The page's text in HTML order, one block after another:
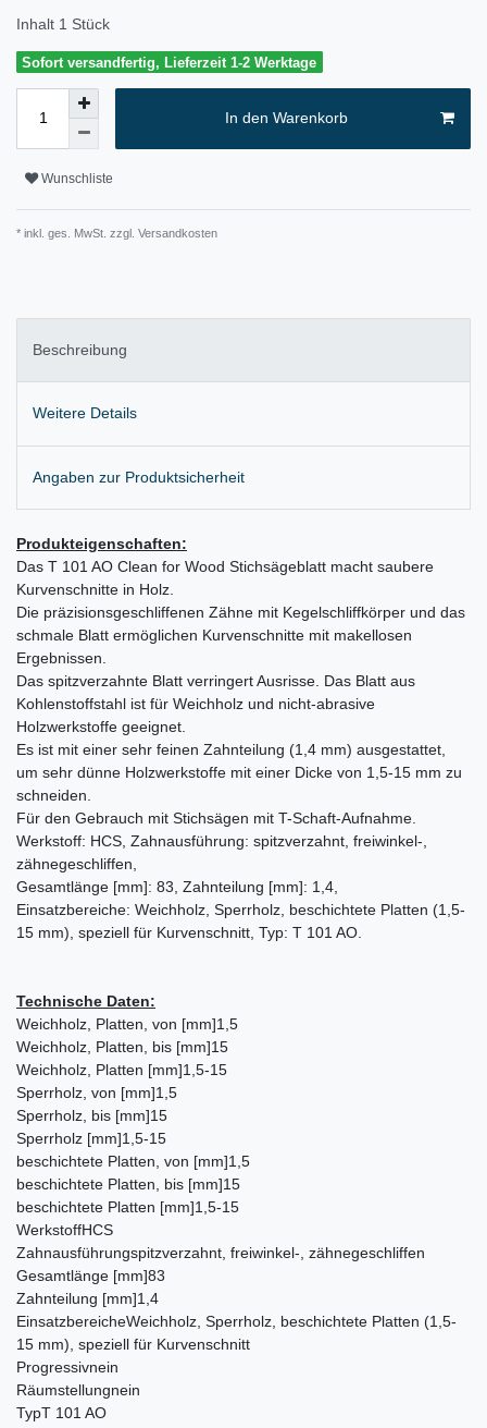
Inhalt 1 Stück
Sofort versandfertig, Lieferzeit 1-2 Werktage
In den Warenkorb
Wunschliste
* inkl. ges. MwSt. zzgl. Versandkosten
Beschreibung
Weitere Details
Angaben zur Produktsicherheit
Produkteigenschaften:
Das T 101 AO Clean for Wood Stichsägeblatt macht saubere
Kurvenschnitte in Holz.
Die präzisionsgeschliffenen Zähne mit Kegelschliffkörper und das
schmale Blatt ermöglichen Kurvenschnitte mit makellosen
Ergebnissen.
Das spitzverzahnte Blatt verringert Ausrisse. Das Blatt aus
Kohlenstoffstahl ist für Weichholz und nicht-abrasive
Holzwerkstoffe geeignet.
Es ist mit einer sehr feinen Zahnteilung (1,4 mm) ausgestattet,
um sehr dünne Holzwerkstoffe mit einer Dicke von 1,5-15 mm zu
schneiden.
Für den Gebrauch mit Stichsägen mit T-Schaft-Aufnahme.
Werkstoff: HCS, Zahnausführung: spitzverzahnt, freiwinkel-,
zähnegeschliffen,
Gesamtlänge [mm]: 83, Zahnteilung [mm]: 1,4,
Einsatzbereiche: Weichholz, Sperrholz, beschichtete Platten (1,5-
15 mm), speziell für Kurvenschnitt, Typ: T 101 AO.
Technische Daten:
Weichholz, Platten, von [mm]1,5
Weichholz, Platten, bis [mm]15
Weichholz, Platten [mm]1,5-15
Sperrholz, von [mm]1,5
Sperrholz, bis [mm]15
Sperrholz [mm]1,5-15
beschichtete Platten, von [mm]1,5
beschichtete Platten, bis [mm]15
beschichtete Platten [mm]1,5-15
WerkstoffHCS
Zahnausführungspitzverzahnt, freiwinkel-, zähnegeschliffen
Gesamtlänge [mm]83
Zahnteilung [mm]1,4
EinsatzbereicheWeichholz, Sperrholz, beschichtete Platten (1,5-
15 mm), speziell für Kurvenschnitt
Progressivnein
Räumstellungnein
TypT 101 AO